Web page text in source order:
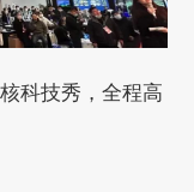
科技秀，全程高